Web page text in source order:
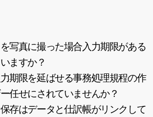
写真に撮った場合入力期限がある
ますか？
期限を延ばせる事務処理規程の作
任せにされていませんか？
存はデータと仕訳帳がリンクして